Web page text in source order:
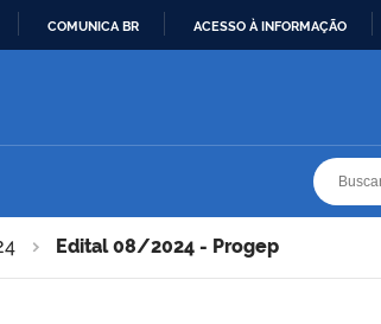
COMUNICA BR ACESSO À INFORMAÇÃO
Edital 08/2024 - Progep